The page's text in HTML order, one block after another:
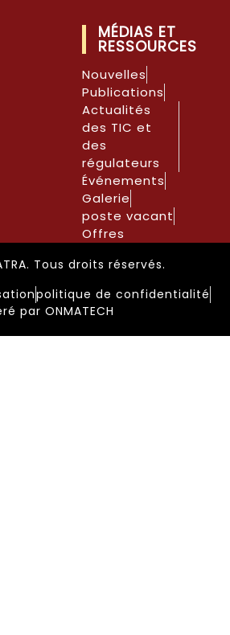
MÉDIAS ET
RESSOURCES
Nouvelles
Publications
Actualités
des TIC et
des
régulateurs
Événements
Galerie
poste vacant
Offres
Tous droits réservés.
politique de confidentialité
par ONMATECH